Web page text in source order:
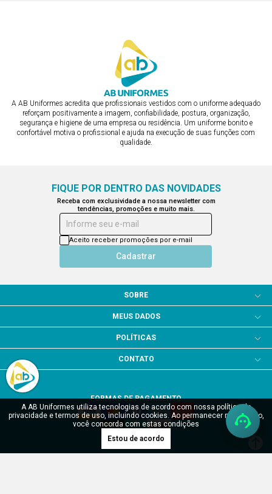
A AB Uniformes acredita que profissionais vestidos com o uniforme adequado
reforçam positivamente a imagem, confiabilidade, postura, organização,
segurança e higiene de uma empresa ou residência. Um uniforme bonito e
confortável motiva o profissional e ajuda na execução de suas funções com
qualidade.
FIQUE POR DENTRO DAS NOVIDADES
Receba com exclusividade a nossa newsletter com
tendências, promoções e muito mais.
Informe seu e-mail
Cadastrar
Aceito receber promoções por e-mail
SOBRE
MEUS DADOS
POLÍTICAS
CONTATO
FORMAS DE PAGAMENTO
A AB Uniformes utiliza tecnologias de acordo com nossa política de
privacidade e termos de uso, incluindo cookies. Ao permanecer navegando,
você concorda com estas condições
Estou de acordo